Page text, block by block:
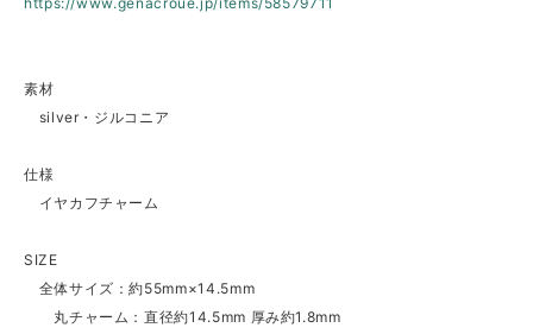
素材
silver・ジルコニア
仕様
イヤカフチャーム
SIZE
全体サイズ：約55mm×14.5mm
丸チャーム：直径約14.5mm 厚み約1.8mm